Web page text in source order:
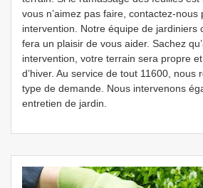
vous n’aimez pas faire, contactez-nous
intervention. Notre équipe de jardiniers
fera un plaisir de vous aider. Sachez
intervention, votre terrain sera propre
d’hiver. Au service de tout 11600, nous
type de demande. Nous intervenons
entretien de jardin.